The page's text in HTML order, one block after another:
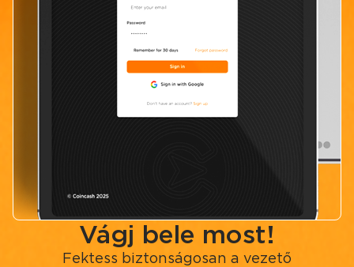
Vágj bele most!
Fektess biztonságosan a vezető